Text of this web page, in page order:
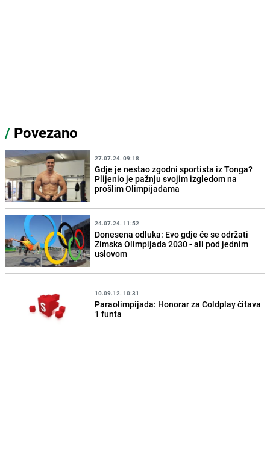
/ Povezano
27.07.24. 09:18
Gdje je nestao zgodni sportista iz Tonga?
Plijenio je pažnju svojim izgledom na
prošlim Olimpijadama
24.07.24. 11:52
Donesena odluka: Evo gdje će se održati
Zimska Olimpijada 2030 - ali pod jednim
uslovom
10.09.12. 10:31
Paraolimpijada: Honorar za Coldplay čitava
1 funta